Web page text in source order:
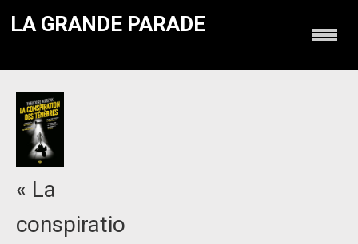
LA GRANDE PARADE
« La
conspiratio